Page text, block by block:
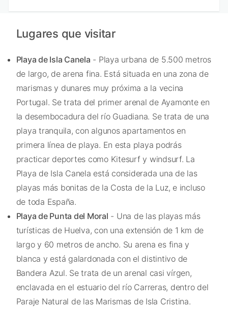
Lugares que visitar
Playa de Isla Canela - Playa urbana de 5.500 metros
de largo, de arena fina. Está situada en una zona de
marismas y dunares muy próxima a la vecina
Portugal. Se trata del primer arenal de Ayamonte en
la desembocadura del río Guadiana. Se trata de una
playa tranquila, con algunos apartamentos en
primera línea de playa. En esta playa podrás
practicar deportes como Kitesurf y windsurf. La
Playa de Isla Canela está considerada una de las
playas más bonitas de la Costa de la Luz, e incluso
de toda España.
Playa de Punta del Moral - Una de las playas más
turísticas de Huelva, con una extensión de 1 km de
largo y 60 metros de ancho. Su arena es fina y
blanca y está galardonada con el distintivo de
Bandera Azul. Se trata de un arenal casi vírgen,
enclavada en el estuario del río Carreras, dentro del
Paraje Natural de las Marismas de Isla Cristina.